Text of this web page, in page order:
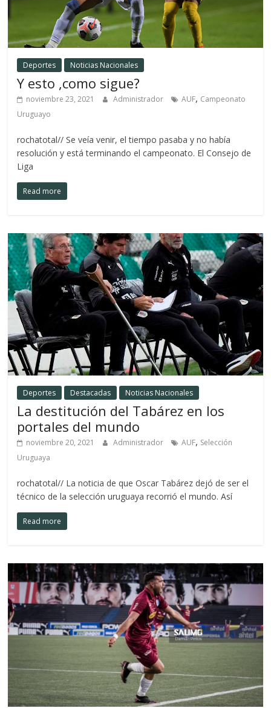
Deportes Noticias Nacionales
Y esto ,como sigue?
noviembre 23, 2021 Administrador AUF, Campeonato
Uruguayo
rochatotal// Se veía venir, el tiempo pasaba y no había
resolución y está terminando el campeonato. El Consejo de
Liga
Read more
Deportes Destacadas Noticias Nacionales
La destitución del Tabárez en los
portales del mundo
noviembre 20, 2021 Administrador AUF, Selección
Uruguaya
rochatotal// La noticia de que Oscar Tabárez dejó de ser el
técnico de la selección uruguaya recorrió el mundo. Así
Read more